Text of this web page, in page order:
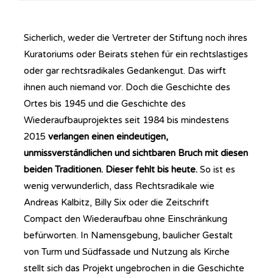
Sicherlich, weder die Vertreter der Stiftung noch ihres
Kuratoriums oder Beirats stehen für ein rechtslastiges
oder gar rechtsradikales Gedankengut. Das wirft
ihnen auch niemand vor. Doch die Geschichte des
Ortes bis 1945 und die Geschichte des
Wiederaufbauprojektes seit 1984 bis mindestens
2015 verlangen einen eindeutigen,
unmissverständlichen und sichtbaren Bruch mit diesen
beiden Traditionen. Dieser fehlt bis heute. So ist es
wenig verwunderlich, dass Rechtsradikale wie
Andreas Kalbitz, Billy Six oder die Zeitschrift
Compact den Wiederaufbau ohne Einschränkung
befürworten. In Namensgebung, baulicher Gestalt
von Turm und Südfassade und Nutzung als Kirche
stellt sich das Projekt ungebrochen in die Geschichte